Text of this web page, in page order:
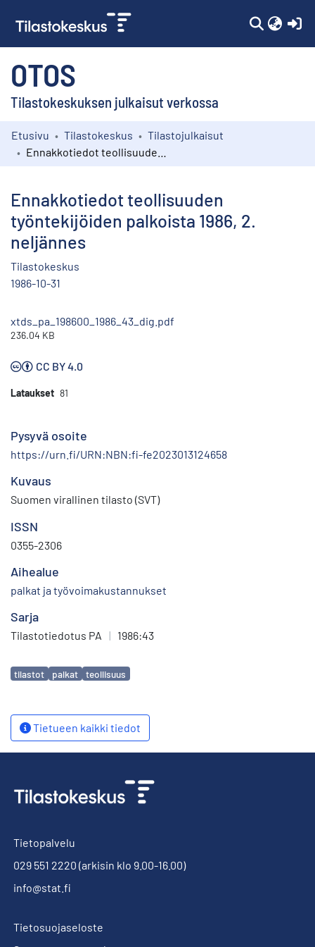
OTOS
Tilastokeskuksen julkaisut verkossa
Kokoelmat
Etusivu Tilastokeskus
Tilastojulkaisut
Ennakkotiedot teollisuuden
työntekijöiden palkoista 1986, 2.
neljännes
Tilastokeskus
1986-10-31
xtds_pa_198600_1986_43_dig.pdf
236.04 KB
CC BY 4.0
Lataukset 81
Pysyvä osoite
https://urn.fi/URN:NBN:fi-fe2023013124658
Kuvaus
Suomen virallinen tilasto (SVT)
ISSN
0355-2306
Aihealue
palkat ja työvoimakustannukset
Sarja
Tilastotiedotus PA | 1986:43
Avainsanat
tilastot palkat teollisuus
Tietueen kaikki tiedot
Tietopalvelu
029 551 2220 (arkisin klo 9.00-16.00)
info@stat.fi
Tietosuojaseloste